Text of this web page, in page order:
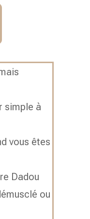
simple à
vous êtes
Dadou
ou